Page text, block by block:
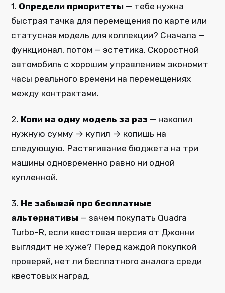
1. Определи приоритеты — тебе нужна
быстрая тачка для перемещения по карте или
статусная модель для коллекции? Сначала —
функционал, потом — эстетика. Скоростной
автомобиль с хорошим управлением экономит
часы реального времени на перемещениях
между контрактами.
2. Копи на одну модель за раз — накопил
нужную сумму → купил → копишь на
следующую. Растягивание бюджета на три
машины одновременно равно ни одной
купленной.
3. Не забывай про бесплатные
альтернативы — зачем покупать Quadra
Turbo-R, если квестовая версия от Джонни
выглядит не хуже? Перед каждой покупкой
проверяй, нет ли бесплатного аналога среди
квестовых наград.